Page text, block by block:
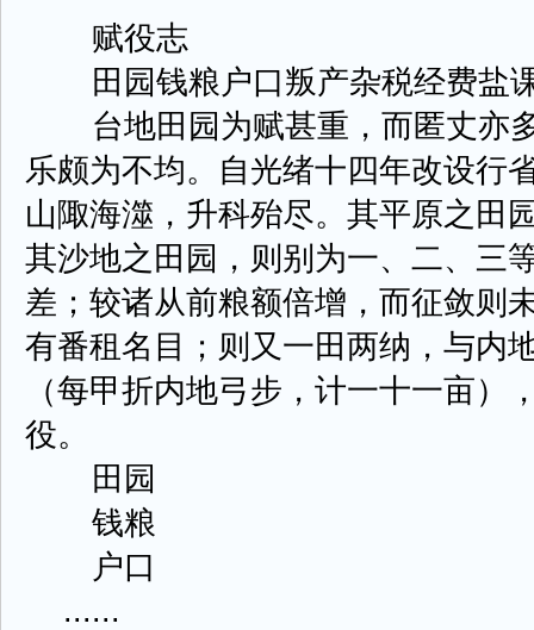
赋役志
田园钱粮户口叛产杂税经费盐
台地田园为赋甚重，而匿丈亦
乐颇为不均。自光绪十四年改设行
山陬海澨，升科殆尽。其平原之田
其沙地之田园，则别为一、二、三
差；较诸从前粮额倍增，而征敛则
有番租名目；则又一田两纳，与内
（每甲折内地弓步，计一十一亩）
役。
田园
钱粮
户口
......